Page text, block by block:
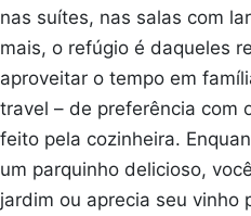
nas suítes, nas salas com
mais, o refúgio é daqueles
aproveitar o tempo em
travel – de preferência com
feito pela cozinheira.
um parquinho delicioso,
jardim ou aprecia seu vinho